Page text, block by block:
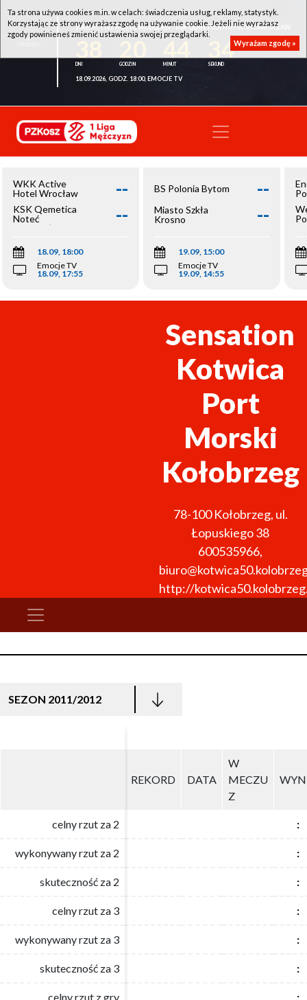
WKK ACTIVE HOTEL WROCŁAW - KSK QEMETICA NOTEĆ INOWROCŁAW
34
18.09.2026, GODZ. 18:00, EMOCJE TV
WKK Active
Hotel Wrocław
--
KSK Qemetica
Noteć
Inowrocław
--
18.09, 18:00
Emocje TV
18.09, 17:55
BS Polonia Bytom --
Miasto Szkła
Krosno
--
19.09, 15:00
Emocje TV
19.09, 14:55
Sensation
Kotwica
Port
Morski
Kołobrzeg
78-100 Kołobrzeg, ul.
Łopuskiego 38
600535966,
http://
SEZON 2011/2012
REKORD DATA
W
MECZU
Z
celny rzut za 2 :
wykonywany rzut za 2 :
skuteczność za 2 :
celny rzut za 3 :
wykonywany rzut za 3 :
skuteczność za 3 :
celny rzut z gry :
REKORD DATA
W
MECZU
Z
celny rzut za 2 :
wykonywany rzut za 2 :
skuteczność za 2 :
celny rzut za 3 :
wykonywany rzut za 3 :
skuteczność za 3 :
celny rzut z gry :
Ta strona używa cookies m.in. w celach: świadczenia usług, reklamy, statystyk.
Korzystając ze strony wyrażasz zgodę na używanie cookie. Jeżeli nie wyrażasz
zgody powinieneś zmienić ustawienia swojej przeglądarki.
Wyrażam zgodę »